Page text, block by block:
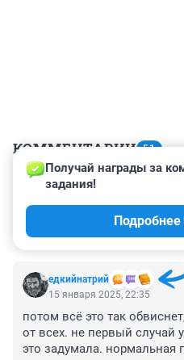
КОММЕНТАРИИ 51
Гость
Вот новость так новость! И
едкийнатрий
Получай награды за
задания!
15 января 2025, 22:35
потом всё это так
от всех. не первый случай
это задумала. нормальная